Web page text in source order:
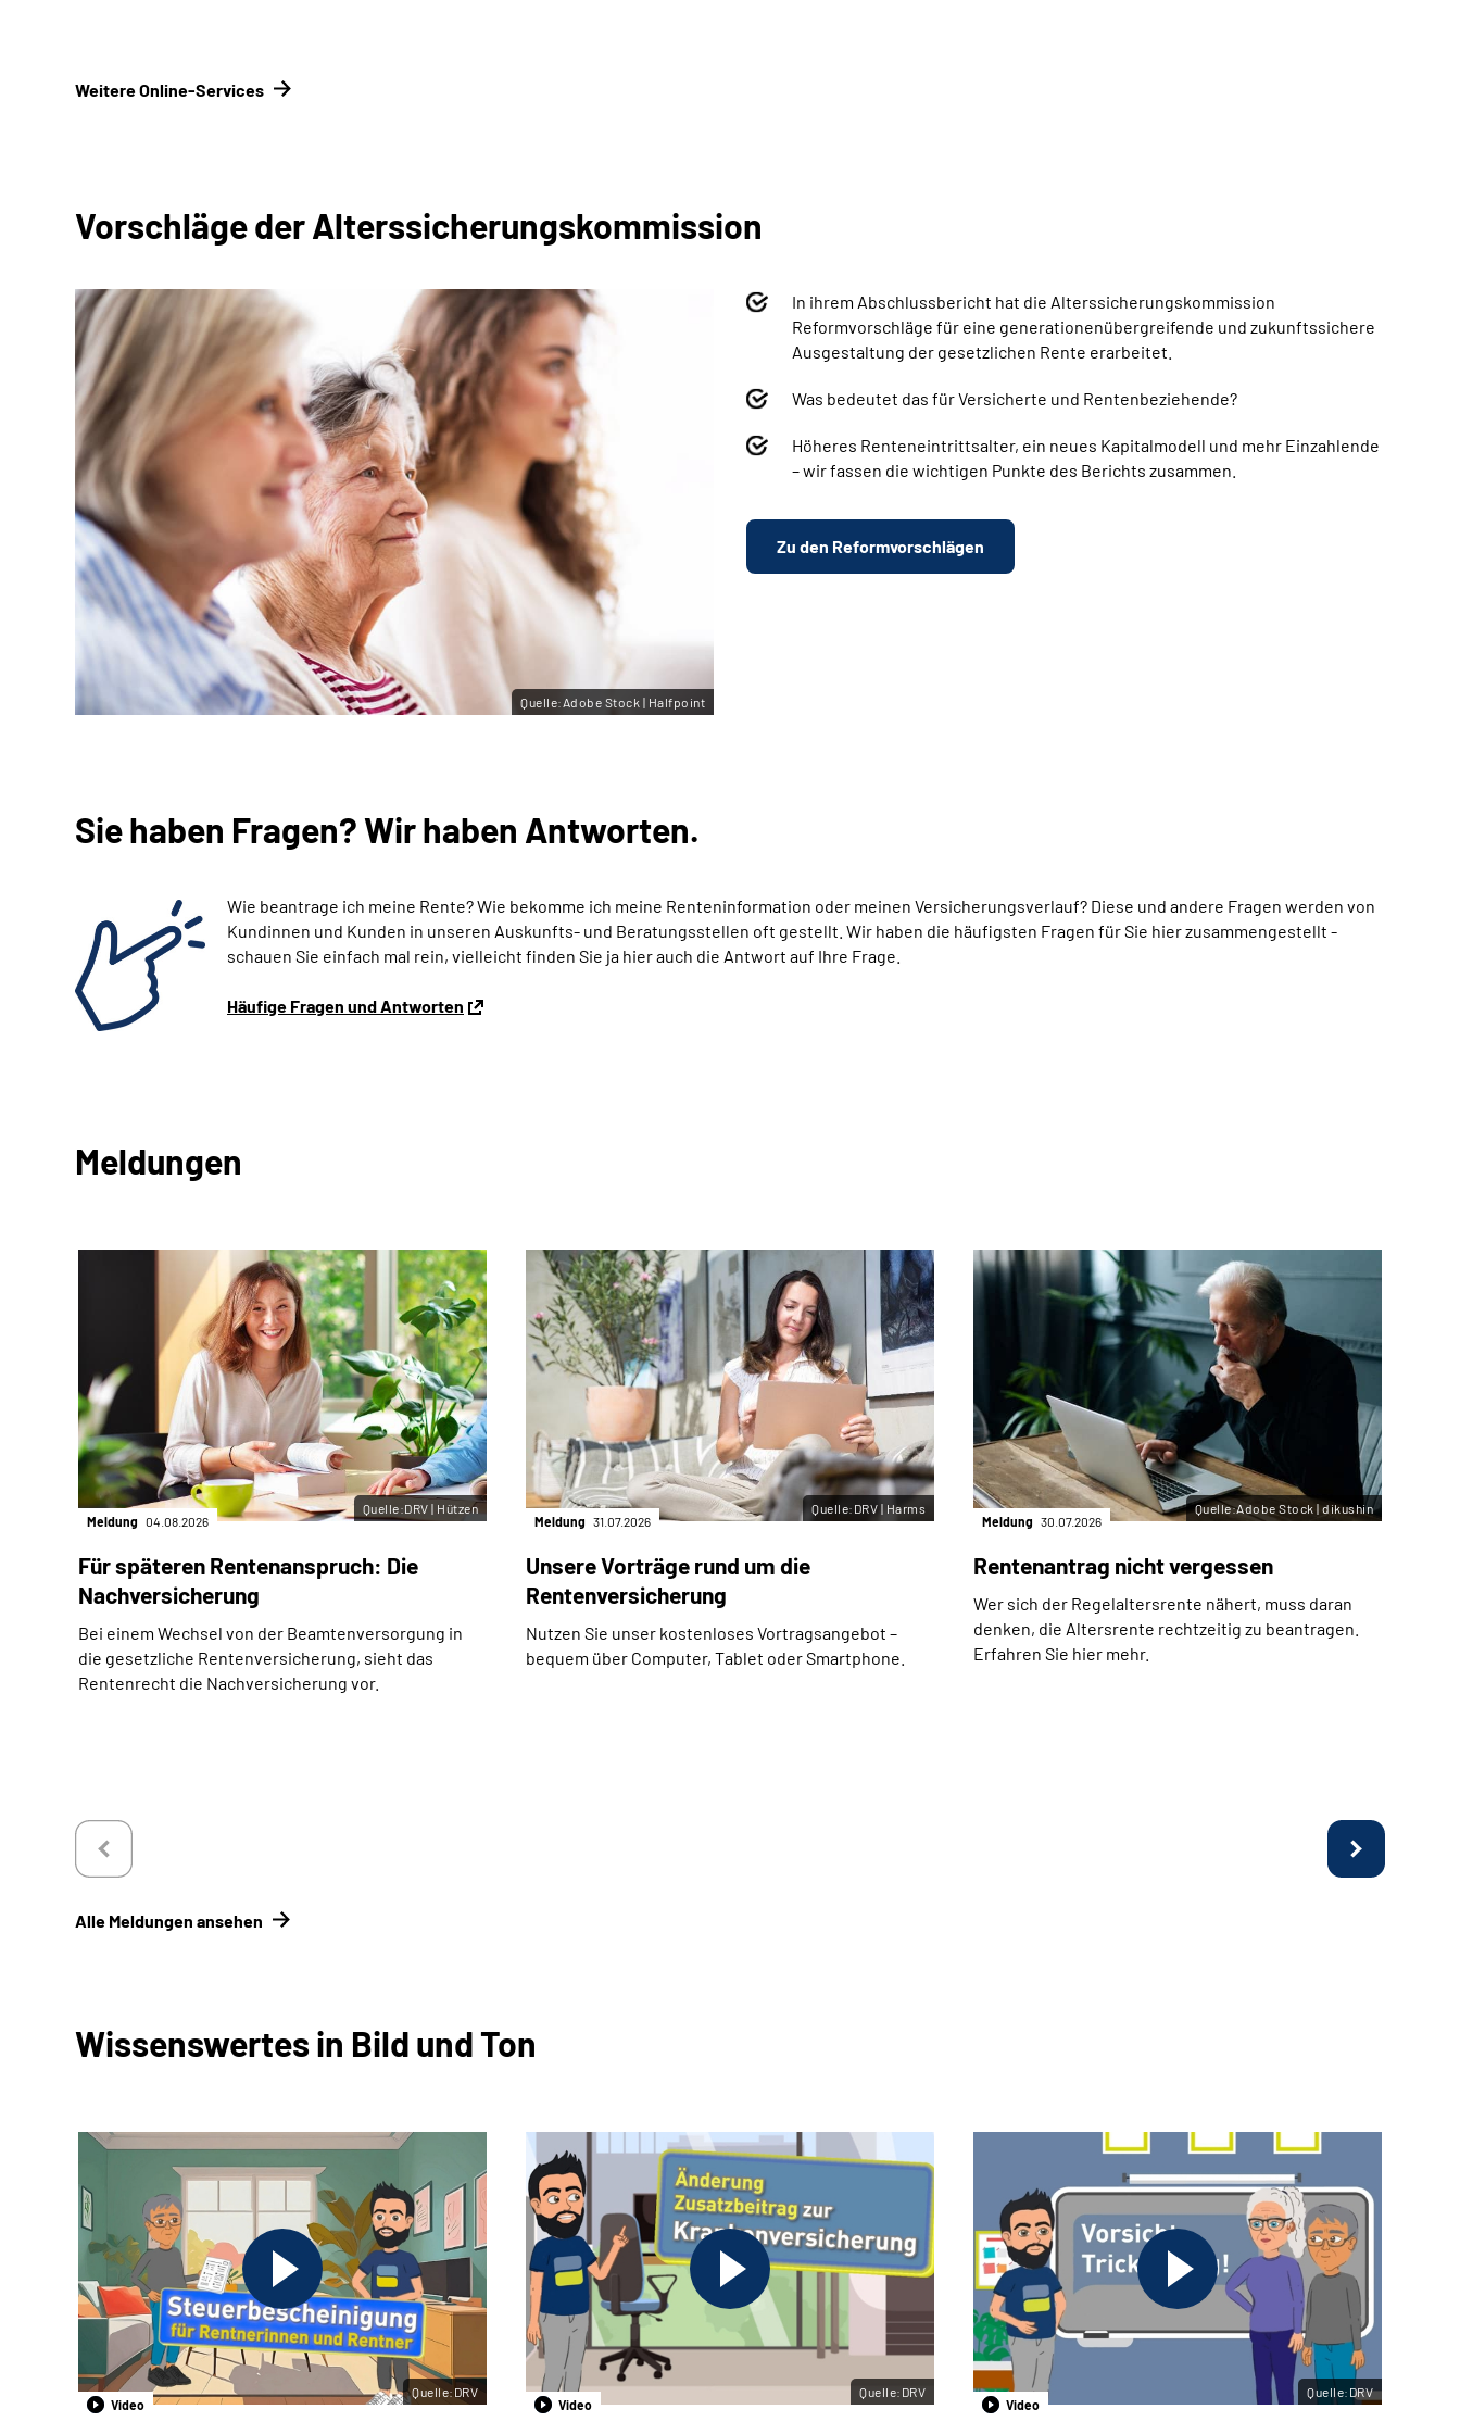
Weitere Online-Services
Vorschläge der Alterssicherungskommission
In ihrem Abschlussbericht hat die Alterssicherungskommission
Reformvorschläge für eine generationenübergreifende und zukunftssichere
Ausgestaltung der gesetzlichen Rente erarbeitet.
Was bedeutet das für Versicherte und Rentenbeziehende?
Höheres Renteneintrittsalter, ein neues Kapitalmodell und mehr Einzahlende
– wir fassen die wichtigen Punkte des Berichts zusammen.
Zu den Reformvorschlägen
Quelle:Adobe Stock | Halfpoint
Sie haben Fragen? Wir haben Antworten.
Wie beantrage ich meine Rente? Wie bekomme ich meine Renteninformation oder meinen Versicherungsverlauf? Diese und andere Fragen werden von
Kundinnen und Kunden in unseren Auskunfts- und Beratungsstellen oft gestellt. Wir haben die häufigsten Fragen für Sie hier zusammengestellt -
schauen Sie einfach mal rein, vielleicht finden Sie ja hier auch die Antwort auf Ihre Frage.
Häufige Fragen und Antworten
Meldungen
Meldung 04.08.2026
Für späteren Rentenanspruch: Die
Nachversicherung
Bei einem Wechsel von der Beamtenversorgung in
die gesetzliche Rentenversicherung, sieht das
Rentenrecht die Nachversicherung vor.
Quelle:DRV | Hützen
Meldung 31.07.2026
Unsere Vorträge rund um die
Rentenversicherung
Nutzen Sie unser kostenloses Vortragsangebot –
bequem über Computer, Tablet oder Smartphone.
Quelle:DRV | Harms
Meldung 30.07.2026
Rentenantrag nicht vergessen
Wer sich der Regelaltersrente nähert, muss daran
denken, die Altersrente rechtzeitig zu beantragen.
Erfahren Sie hier mehr.
Quelle:Adobe Stock | dikushin
Alle Meldungen ansehen
Wissenswertes in Bild und Ton
Video
Quelle:DRV
Video
Quelle:DRV
Video
Quelle:DRV